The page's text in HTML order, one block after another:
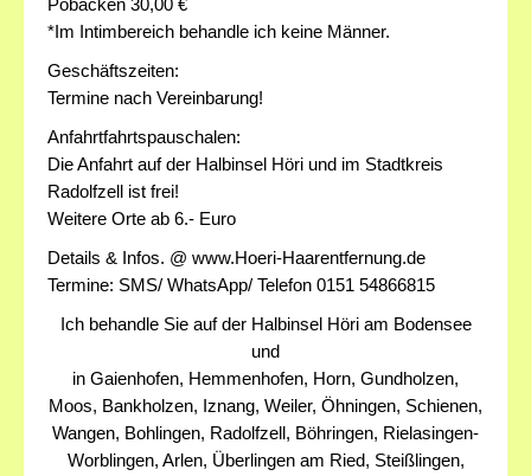
Pobacken 30,00 €
*Im Intimbereich behandle ich keine Männer.
Geschäftszeiten:
Termine nach Vereinbarung!
Anfahrtfahrtspauschalen:
Die Anfahrt auf der Halbinsel Höri und im Stadtkreis
Radolfzell ist frei!
Weitere Orte ab 6.- Euro
Details & Infos. @ www.Hoeri-Haarentfernung.de
Termine: SMS/ WhatsApp/ Telefon 0151 54866815
Ich behandle Sie auf der Halbinsel Höri am Bodensee
und
in Gaienhofen, Hemmenhofen, Horn, Gundholzen,
Moos, Bankholzen, Iznang, Weiler, Öhningen, Schienen,
Wangen, Bohlingen, Radolfzell, Böhringen, Rielasingen-
Worblingen, Arlen, Überlingen am Ried, Steißlingen,